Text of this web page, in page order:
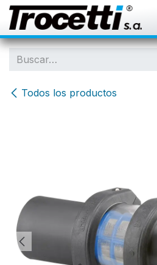
IR AL CONTENIDO
Todos los productos